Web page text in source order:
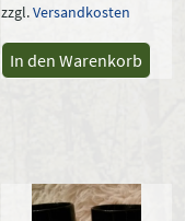
zzgl.Versandkosten
In den Warenkorb